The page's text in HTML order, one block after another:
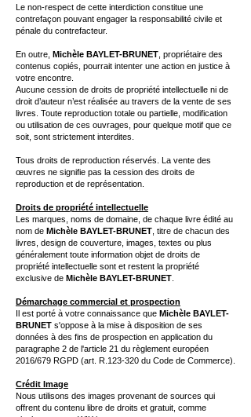
Le non-respect de cette interdiction constitue une
contrefaçon pouvant engager la responsabilité civile et
pénale du contrefacteur.
En outre, Michèle BAYLET-BRUNET , propriétaire des
contenus copiés, pourrait intenter une action en justice à
votre encontre.
Aucune cession de droits de propriété intellectuelle ni de
droit d’auteur n’est réalisée au travers de la vente de ses
livres. Toute reproduction totale ou partielle, modification
ou utilisation de ces ouvrages, pour quelque motif que ce
soit, sont strictement interdites.
Tous droits de reproduction réservés. La vente des
œuvres ne signifie pas la cession des droits de
reproduction et de représentation.
Droits de propriété intellectuelle
Les marques, noms de domaine, de chaque livre édité au
nom de Michèle BAYLET-BRUNET , titre de chacun des
livres, design de couverture, images, textes ou plus
généralement toute information objet de droits de
propriété intellectuelle sont et restent la propriété
exclusive de Michèle BAYLET-BRUNET
Démarchage commercial et prospection
Il est porté à votre connaissance que Michèle BAYLET-
BRUNET s'oppose à la mise à disposition de ses
données à des fins de prospection en application du
paragraphe 2 de l'article 21 du règlement européen
2016/679 RGPD (art. R.123-320 du Code de Commerce).
Crédit Image
​Nous utilisons des images provenant de sources qui
offrent du contenu libre de droits et gratuit, comme